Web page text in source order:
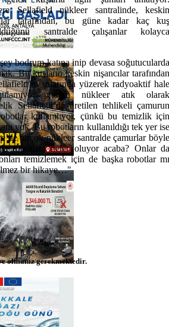
Sellafield nükleer santralinde,
tarafından, bu güne kadar kaç
santralde çalışanlar
bodrum katına inip devasa
Bu kuşların keskin nişancılar
sularında yüzerek radyoaktif
çünkü nükleer atık
Sellafield’da üretilen tehlikeli
kullanılıyor, çünkü bu temizlik
yok. Bu robotların kullanıldığı tek yer
birçok nükleer santralde çamurlar
robotlara neler oluyor acaba? Onlar
temizlemek için de başka robotlar
bir hikaye…"
olmanız gerekmektedir.